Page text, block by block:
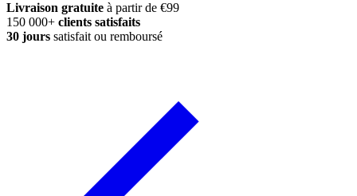
Livraison gratuite à partir de €99
150 000+ clients satisfaits
30 jours satisfait ou remboursé